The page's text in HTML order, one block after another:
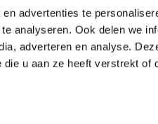
advertenties te
analyseren. Ook delen we
adverteren en analyse.
u aan ze heeft verstrekt of
© Copyright 2026 - Theme By
TOP-Bouwlaser.nl9,3- 3000+